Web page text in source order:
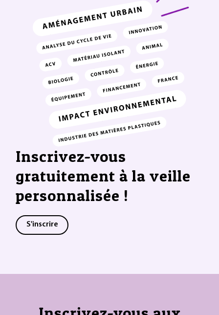
Inscrivez-vous
gratuitement à la veille
personnalisée !
S'inscrire